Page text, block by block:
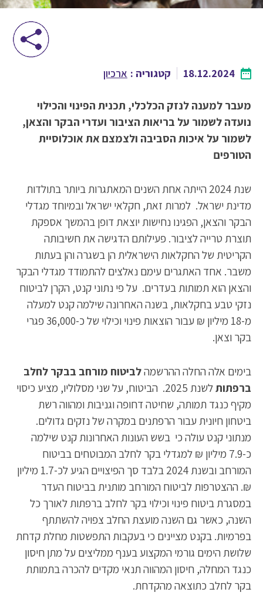
18.12.2024 קטגוריה : ארכיון
מעבר למענה לנזק הכלכלי, תכנית הפינוי והכילוי
נועדה לשמור על בריאות הציבור ועדרי הבקר והצאן,
לשמור על איכות הסביבה ולצמצם את אוכלוסיית
הטורפים
שנת 2024 הייתה אחת השנים המאתגרות ביותר בתולדות
מדינת ישראל. למרות זאת, חקלאי ישראל ובמיוחד מגדלי
הבקר והצאן, הפגינו נחישות יוצאת דופן בהמשך אספקת
תוצרת טרייה לציבור. פעילותם הדגישה את חשיבותה
הקריטית של החקלאות הישראלית הן בשגרה והן בעתות
משבר. אחד האתגרים עימם נאלצים להתמודד מגדלי הבקר
והצאן הוא תמותות בעדרים. על פי נתוני קנט, הקרן לביטוח
נזקי טבע בחקלאות, בשנה האחרונה שילמה קנט למעלה
מ-18 מיליון ₪ עבור הוצאות פינוי וכילוי של כ-36,000 פגרי
בקר וצאן.
בימים אלה החלה ההרשמהלביטוח מורחב בבקר לחלב
ברפתות
לשנת 2025. הביטוח, על שני מסלוליו, מציע כיסוי
מקיף כנגד תמותה, שחיטה דחופה וגניבות ומהווה רשת
ביטחון חיונית עבור הרפתנים במקרה של נזקים גדולים.
מנתוני קנט עולה כי בשש העונות האחרונות קנט שילמה
כ-7.9 מיליון ₪ למגדלי בקר לחלב המבוטחים בביטוח
המורחב ובשנת 2024 בלבד סך הפיצויים הגיע לכ-1.7 מיליון
₪. ההצטרפות לביטוח המורחב מותנית בביטוח העדר
במסגרת ביטוח פינוי וכילוי בקר לחלב ברפתות לאורך כל
השנה, כאשר גם השנה מועצת החלב צפויה להשתתף
בפרמיות. בקנט מציינים כי בעקבות התפשטות מחלת קדחת
שלושת הימים גורמי המקצוע בענף ממליצים על מתן חיסון
כנגד המחלה, חיסון המהווה תנאי מקדים להכרה בתמותת
בקר לחלב כתוצאה מהקדחת.